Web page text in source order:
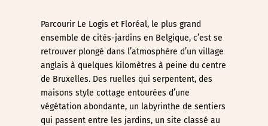
Parcourir Le Logis et Floréal, le plus grand
ensemble de cités-jardins en Belgique, c’est se
retrouver plongé dans l’atmosphère d’un village
anglais à quelques kilomètres à peine du centre
de Bruxelles. Des ruelles qui serpentent, des
maisons style cottage entourées d’une
végétation abondante, un labyrinthe de sentiers
qui passent entre les jardins, un site classé au